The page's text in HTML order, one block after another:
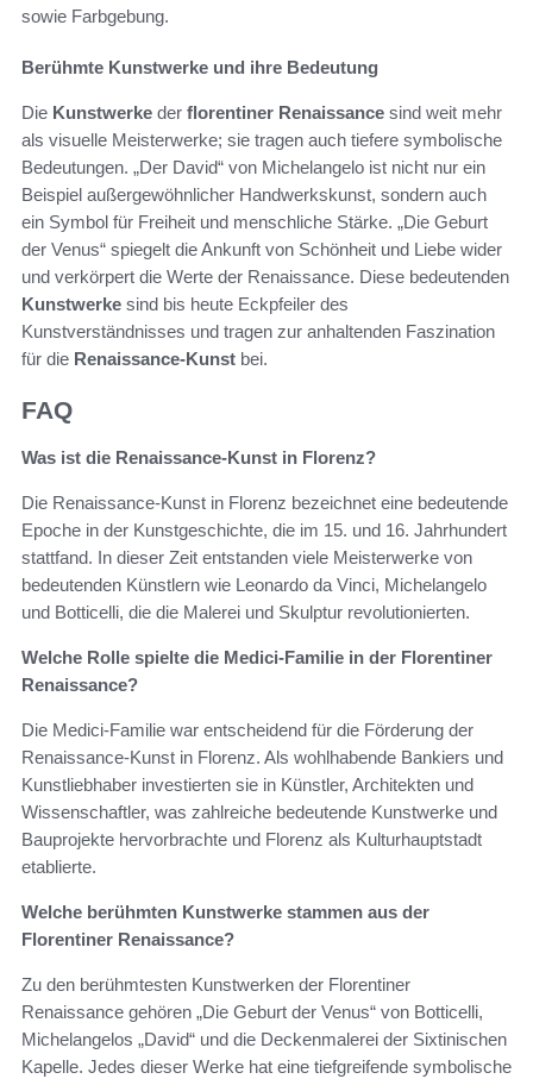
sowie Farbgebung.
Berühmte Kunstwerke und ihre Bedeutung
Die Kunstwerke der florentiner Renaissance sind weit mehr
als visuelle Meisterwerke; sie tragen auch tiefere symbolische
Bedeutungen. „Der David“ von Michelangelo ist nicht nur ein
Beispiel außergewöhnlicher Handwerkskunst, sondern auch
ein Symbol für Freiheit und menschliche Stärke. „Die Geburt
der Venus“ spiegelt die Ankunft von Schönheit und Liebe wider
und verkörpert die Werte der Renaissance. Diese bedeutenden
Kunstwerke sind bis heute Eckpfeiler des
Kunstverständnisses und tragen zur anhaltenden Faszination
für die Renaissance-Kunst bei.
FAQ
Was ist die Renaissance-Kunst in Florenz?
Die Renaissance-Kunst in Florenz bezeichnet eine bedeutende
Epoche in der Kunstgeschichte, die im 15. und 16. Jahrhundert
stattfand. In dieser Zeit entstanden viele Meisterwerke von
bedeutenden Künstlern wie Leonardo da Vinci, Michelangelo
und Botticelli, die die Malerei und Skulptur revolutionierten.
Welche Rolle spielte die Medici-Familie in der Florentiner
Renaissance?
Die Medici-Familie war entscheidend für die Förderung der
Renaissance-Kunst in Florenz. Als wohlhabende Bankiers und
Kunstliebhaber investierten sie in Künstler, Architekten und
Wissenschaftler, was zahlreiche bedeutende Kunstwerke und
Bauprojekte hervorbrachte und Florenz als Kulturhauptstadt
etablierte.
Welche berühmten Kunstwerke stammen aus der
Florentiner Renaissance?
Zu den berühmtesten Kunstwerken der Florentiner
Renaissance gehören „Die Geburt der Venus“ von Botticelli,
Michelangelos „David“ und die Deckenmalerei der Sixtinischen
Kapelle. Jedes dieser Werke hat eine tiefgreifende symbolische